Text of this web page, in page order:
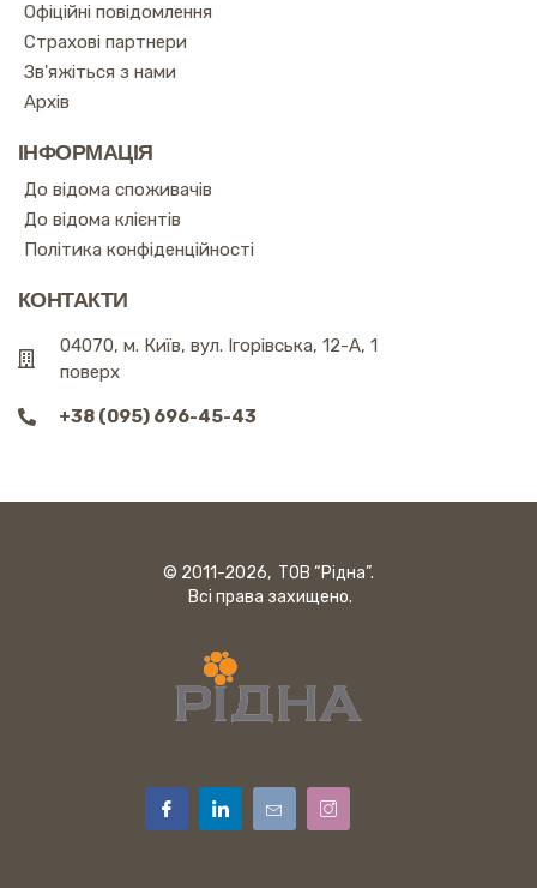
Офіційні повідомлення
Страхові партнери
Зв'яжіться з нами
Архів
ІНФОРМАЦІЯ
До відома споживачів
До відома клієнтів
Політика конфіденційності
КОНТАКТИ
04070, м. Київ, вул. Ігорівська, 12-А, 1
поверх
+38 (095) 696-45-43
© 2011-2026, ТОВ “Рідна”.
Всі права захищено.